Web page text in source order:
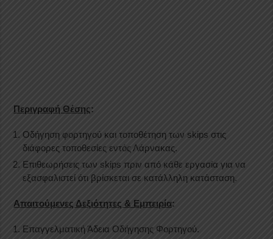
Περιγραφή Θέσης:
Οδήγηση φορτηγού και τοποθέτηση των skips στις
διάφορες τοποθεσίες εντός Λάρνακας.
Επιθεωρήσεις των skips πριν από κάθε εργασία για να
εξασφαλιστεί ότι βρίσκεται σε κατάλληλη κατάσταση.
Απαιτούμενες Δεξιότητες & Εμπειρία:
Επαγγελματική Άδεια Οδήγησης Φορτηγού.